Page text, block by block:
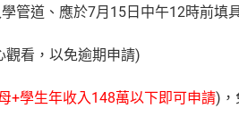
管道、應於7月15日中午12時前填
觀看，以免逾期申請)
+學生年收入148萬以下即可申請)，